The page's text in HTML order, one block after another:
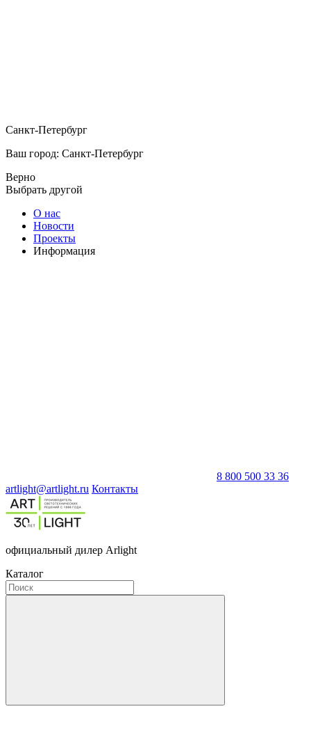
Санкт-Петербург
Ваш город: Санкт-Петербург
Верно
Выбрать другой
О нас
Новости
Проекты
Информация
8 800 500 33 36
artlight@artlight.ru Контакты
официальный дилер Arlight
Каталог